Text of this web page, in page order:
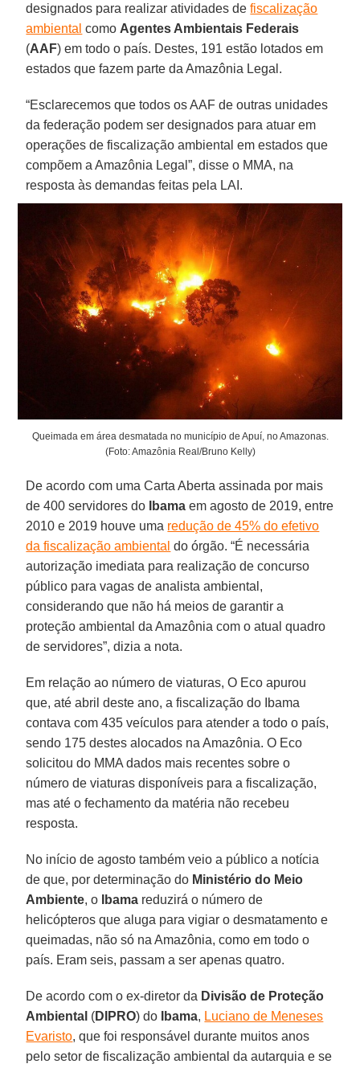
designados para realizar atividades defiscalização
ambiental como Agentes Ambientais Federais
(AAF) em todo o país. Destes, 191 estão lotados em
estados que fazem parte da Amazônia Legal.
“Esclarecemos que todos os AAF de outras unidades
da federação podem ser designados para atuar em
operações de fiscalização ambiental em estados que
compõem a Amazônia Legal”, disse o MMA, na
resposta às demandas feitas pela LAI.
Queimada em área desmatada no município de Apuí, no Amazonas.
(Foto: Amazônia Real/Bruno Kelly)
De acordo com uma Carta Aberta assinada por mais
de 400 servidores do
Ibama em agosto de 2019, entre
2010 e 2019 houve uma redução de 45% do efetivo
da fiscalização ambiental do órgão. “É necessária
autorização imediata para realização de concurso
público para vagas de analista ambiental,
considerando que não há meios de garantir a
proteção ambiental da Amazônia com o atual quadro
de servidores”, dizia a nota.
Em relação ao número de viaturas, O Eco apurou
que, até abril deste ano, a fiscalização do Ibama
contava com 435 veículos para atender a todo o país,
sendo 175 destes alocados na Amazônia. O Eco
solicitou do MMA dados mais recentes sobre o
número de viaturas disponíveis para a fiscalização,
mas até o fechamento da matéria não recebeu
resposta.
No início de agosto também veio a público a notícia
de que, por determinação do Ministério do Meio
Ambiente, o Ibama reduzirá o número de
helicópteros que aluga para vigiar o desmatamento e
queimadas, não só na Amazônia, como em todo o
país. Eram seis, passam a ser apenas quatro.
De acordo com o ex-diretor da Divisão de Proteção
Ambiental (DIPRO) do Ibama, Luciano de Meneses
Evaristo, que foi responsável durante muitos anos
pelo setor de fiscalização ambiental da autarquia e se